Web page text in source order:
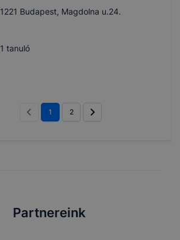
1221 Budapest, Magdolna u.24.
1 tanuló
1 2
Partnereink